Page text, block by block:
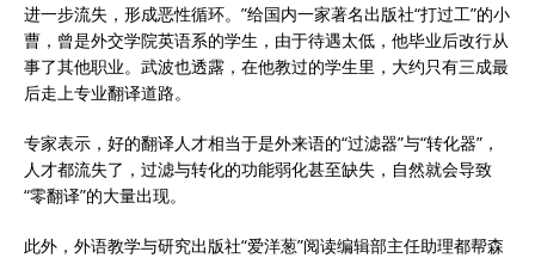
进一步流失，形成恶性循环。”给国内一家著名出版社“打过工”的小
曹，曾是外交学院英语系的学生，由于待遇太低，他毕业后改行从
事了其他职业。武波也透露，在他教过的学生里，大约只有三成最
后走上专业翻译道路。
专家表示，好的翻译人才相当于是外来语的“过滤器”与“转化器”，
人才都流失了，过滤与转化的功能弱化甚至缺失，自然就会导致
“零翻译”的大量出现。
此外，外语教学与研究出版社“爱洋葱”阅读编辑部主任助理都帮森